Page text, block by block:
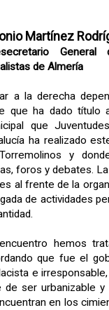
Martínez
General
de Almería
a la derecha
que ha dado título
que
ha realizado
y
foros y debates.
al frente de la
de actividades
hemos
que fue el
e
ser urbanizable y
en los